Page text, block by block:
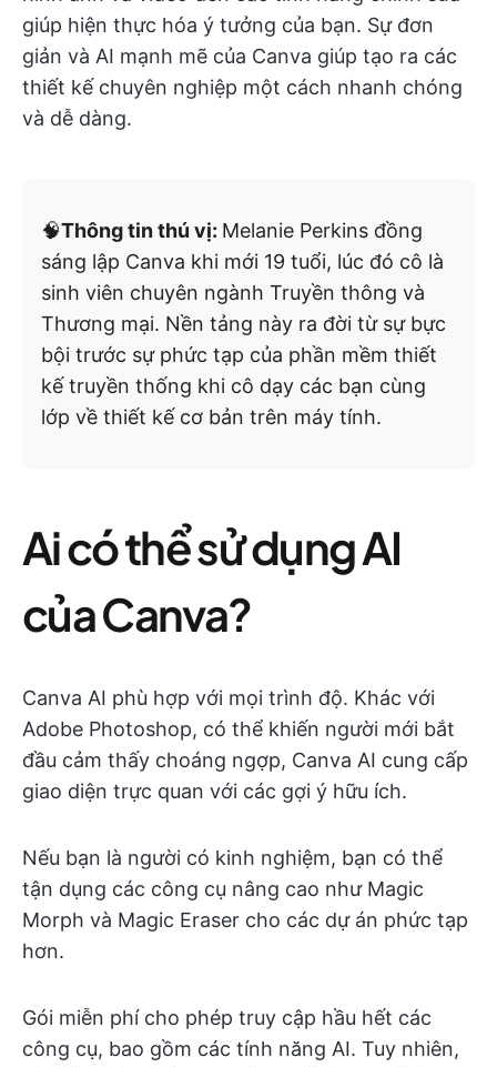
giúp hiện thực hóa ý tưởng của bạn. Sự đơn
giản và AI mạnh mẽ của Canva giúp tạo ra các
thiết kế chuyên nghiệp một cách nhanh chóng
và dễ dàng.
🧠Thông tin thú vị: Melanie Perkins đồng
sáng lập Canva khi mới 19 tuổi, lúc đó cô là
sinh viên chuyên ngành Truyền thông và
Thương mại. Nền tảng này ra đời từ sự bực
bội trước sự phức tạp của phần mềm thiết
kế truyền thống khi cô dạy các bạn cùng
lớp về thiết kế cơ bản trên máy tính.
Ai có thể sử dụng AI
của Canva?
Canva AI phù hợp với mọi trình độ. Khác với
Adobe Photoshop, có thể khiến người mới bắt
đầu cảm thấy choáng ngợp, Canva AI cung cấp
giao diện trực quan với các gợi ý hữu ích.
Nếu bạn là người có kinh nghiệm, bạn có thể
tận dụng các công cụ nâng cao như Magic
Morph và Magic Eraser cho các dự án phức tạp
hơn.
Gói miễn phí cho phép truy cập hầu hết các
công cụ, bao gồm các tính năng AI. Tuy nhiên,